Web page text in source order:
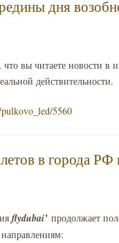
дня
вы читаете новости в
действительности.
5560
в города РФ
flydubai’ продолжает